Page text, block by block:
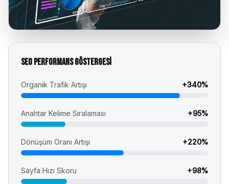
SEO Performans Göstergesi
Organik Trafik Artışı +340%
Anahtar Kelime Sıralaması +95%
Dönüşüm Oranı Artışı +220%
Sayfa Hızı Skoru +98%